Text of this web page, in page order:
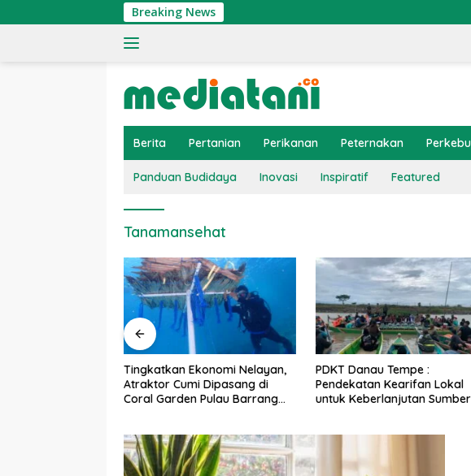
ke
Breaking News
Berita Pertanian Perikanan Peternakan
Panduan Budidaya Inovasi Inspiratif Featured
Tanamansehat
Tingkatkan Ekonomi Nelayan,
Atraktor Cumi Dipasang di
Coral Garden Pulau Barrang
PDKT Danau Tempe :
Pendekatan Kearifan Lokal
untuk Keberlanjutan Sumber
Cara
pada
dan